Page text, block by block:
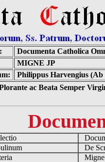
Documenta Catholica
MIGNE JP
Philippus Harvengius (Ab
ac Beata Semper
De